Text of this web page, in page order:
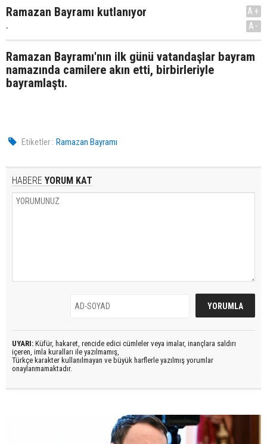
Ramazan Bayramı kutlanıyor
.
A+
A-
Ramazan Bayramı'nın ilk günü vatandaşlar bayram
namazında camilere akın etti, birbirleriyle
bayramlaştı.
Etiketler : Ramazan Bayramı
HABERE YORUM KAT
UYARI: Küfür, hakaret, rencide edici cümleler veya imalar, inançlara saldırı
içeren, imla kuralları ile yazılmamış,
Türkçe karakter kullanılmayan ve büyük harflerle yazılmış yorumlar
onaylanmamaktadır.